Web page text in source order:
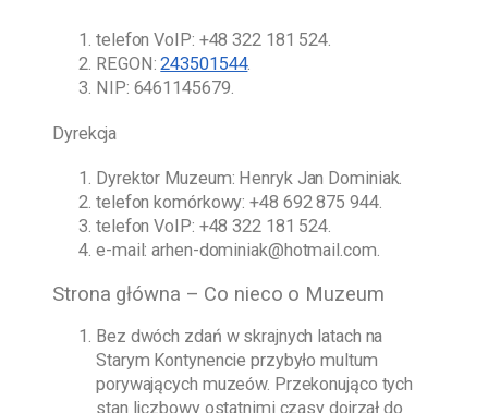
telefon VoIP: +48 322 181 524.
REGON:243501544.
NIP: 6461145679.
Dyrekcja
Dyrektor Muzeum: Henryk Jan Dominiak.
telefon komórkowy:+48 692 875 944.
telefon VoIP: +48 322 181 524.
e-mail:arhen-dominiak@hotmail.com.
Strona główna – Co nieco o Muzeum
Bez dwóch zdań w skrajnych latach na
Starym Kontynencie przybyło multum
porywających muzeów. Przekonująco tych
stan liczbowy ostatnimi czasy dojrzał do